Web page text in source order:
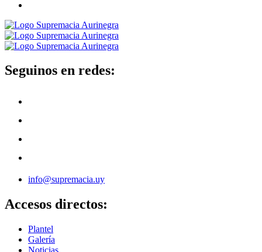
Seguinos en redes:
info@supremacia.uy
Accesos directos:
Plantel
Galería